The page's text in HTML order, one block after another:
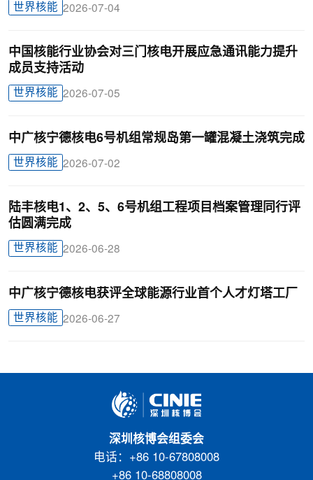
世界核能 2026-07-04
中国核能行业协会对三门核电开展应急通讯能力提升
成员支持活动
世界核能 2026-07-05
中广核宁德核电6号机组常规岛第一罐混凝土浇筑完成
世界核能 2026-07-02
陆丰核电1、2、5、6号机组工程项目档案管理同行评
估圆满完成
世界核能 2026-06-28
中广核宁德核电获评全球能源行业首个人才灯塔工厂
世界核能 2026-06-27
深圳核博会组委会
电话：+86 10-67808008
+86 10-68808008